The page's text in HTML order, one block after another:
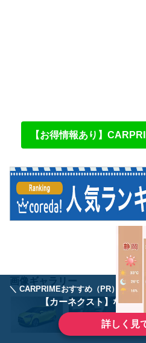
＼ CARPRIMEおすすめ（PR） ／デ
【カーネクスト】ならど
詳しく見
【お得情報あり】
画像ギャラリー